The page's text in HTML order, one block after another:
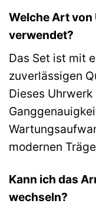
Welche Art
verwendet?
Das Set ist mit
zuverlässigen
Dieses
modernen
Kann ich das
wechseln?